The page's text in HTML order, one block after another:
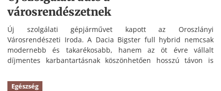
városrendészetnek
Új szolgálati gépjárművet kapott az Oroszlányi
Városrendészeti Iroda. A Dacia Bigster full hybrid nemcsak
modernebb és takarékosabb, hanem az öt évre vállalt
díjmentes karbantartásnak köszönhetően hosszú távon is
Egészség